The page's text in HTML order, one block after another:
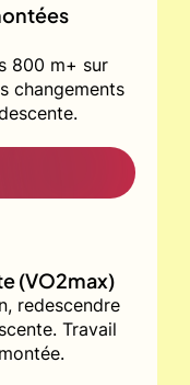
800 m+ sur
changements
(VO2max)
redescendre
Travail